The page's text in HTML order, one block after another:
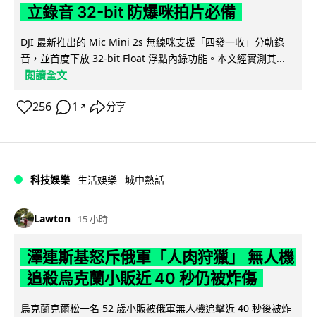
立錄音 32-bit 防爆咪拍片必備
DJI 最新推出的 Mic Mini 2s 無線咪支援「四發一收」分軌錄
音，並首度下放 32-bit Float 浮點內錄功能。本文經實測其...
閱讀全文
256 1 ↗ 分享
科技娛樂 生活娛樂 城中熱話
Lawton 15 小時
澤連斯基怒斥俄軍「人肉狩獵」 無人機
追殺烏克蘭小販近 40 秒仍被炸傷
烏克蘭克爾松一名 52 歲小販被俄軍無人機追擊近 40 秒後被炸